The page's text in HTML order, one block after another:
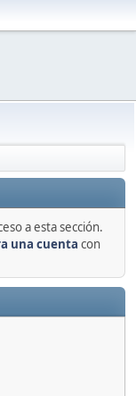
a esta sección.
una cuenta con